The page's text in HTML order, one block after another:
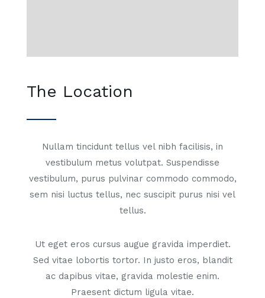
The Location
Nullam tincidunt tellus vel nibh facilisis, in
vestibulum metus volutpat. Suspendisse
vestibulum, purus pulvinar commodo commodo,
sem nisi luctus tellus, nec suscipit purus nisi vel
tellus.
Ut eget eros cursus augue gravida imperdiet.
Sed vitae lobortis tortor. In justo eros, blandit
ac dapibus vitae, gravida molestie enim.
Praesent dictum ligula vitae.